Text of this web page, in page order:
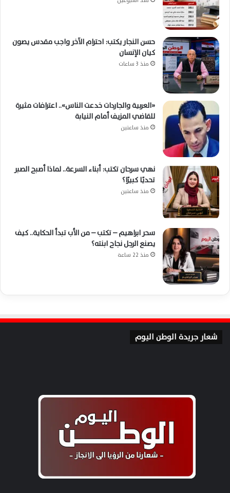
حسن النجار يكتب: احترام الآخر واجب مقدس يصون
كيان الإنسان
منذ 3 ساعات
«العربية والجاردات خدعت الناس».. اعترافات مثيرة
للقاضي المزيف أمام النيابة
منذ ساعتين
نهي سرحان تكتب: أبناء السرعة.. لماذا أصبح الصبر
تحديًا كبيرًا؟
منذ ساعتين
سحر ابراهيم – تكتب – من الأب تبدأ الحكاية.. كيف
يصنع الرجل نجاح ابنته؟
منذ 22 ساعة
شعار جريدة الوطن اليوم